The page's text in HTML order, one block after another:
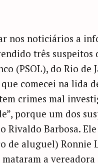
nos noticiários a
três suspeitos
(PSOL), do Rio de
comecei na lida
crimes mal
porque um dos
Rivaldo Barbosa.
de aluguel) Ronnie
a vereadora